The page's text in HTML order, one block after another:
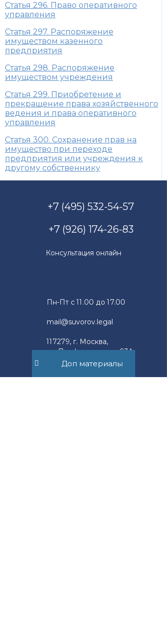
Доп материалы
Статья 296. Право оперативного
управления
Статья 297. Распоряжение
имуществом казенного
предприятия
Статья 298. Распоряжение
имуществом учреждения
Статья 299. Приобретение и
прекращение права хозяйственного
ведения и права оперативного
управления
Статья 300. Сохранение прав на
имущество при переходе
предприятия или учреждения к
другому собственнику
Пн-Пт с 11.00 до 17.00
mail@suvorov.legal
117279, г. Москва,
ул. Профсоюзная, д. 93А,
офис 2Б
+7 (495) 532-54-57
+7 (926) 174-26-83
Консультация онлайн